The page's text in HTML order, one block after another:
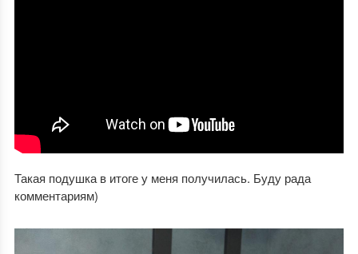
Такая подушка в итоге у меня получилась. Буду рада
комментариям)